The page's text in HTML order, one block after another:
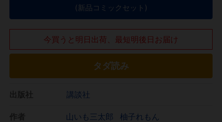
(新品コミックセット)
今買うと明日出荷、最短明後日お届け
タダ読み
講談社
山いも三太郎 柚子れもん